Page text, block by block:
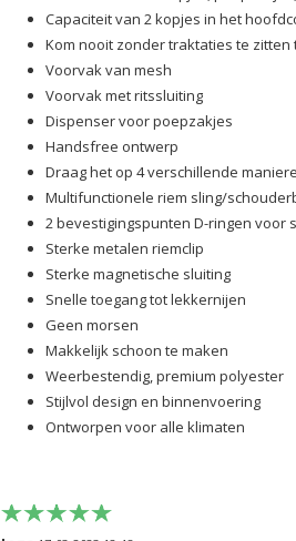
Capaciteit van 2 kopjes in het
Kom nooit zonder traktaties te
Voorvak van mesh
Voorvak met ritssluiting
Dispenser voor poepzakjes
Handsfree ontwerp
Draag het op 4 verschillende
Multifunctionele riem sling/
2 bevestigingspunten D-ringen voor
Sterke metalen riemclip
Sterke magnetische sluiting
Snelle toegang tot lekkernijen
Geen morsen
Makkelijk schoon te maken
Weerbestendig, premium polyester
Stijlvol design en binnenvoering
Ontworpen voor alle klimaten